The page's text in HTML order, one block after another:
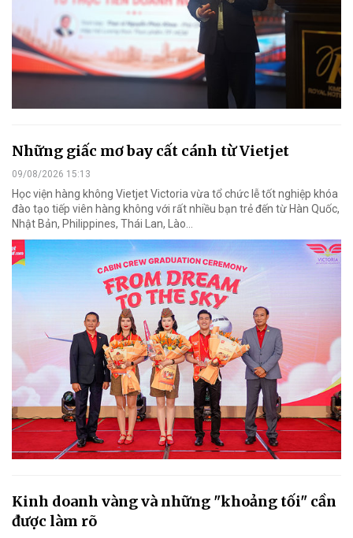
Những giấc mơ bay cất cánh từ Vietjet
09/08/2026 15:13
Học viện hàng không Vietjet Victoria vừa tổ chức lễ tốt nghiệp khóa
đào tạo tiếp viên hàng không với rất nhiều bạn trẻ đến từ Hàn Quốc,
Nhật Bản, Philippines, Thái Lan, Lào…
Kinh doanh vàng và những "khoảng tối" cần
được làm rõ